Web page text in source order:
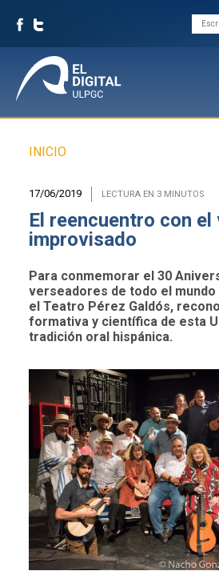
Sobrescribir
de
ayuda
a
la
navegación
INICIO
17/06/2019 LECTURA EN 3 MINUTOS
El reencuentro con el
improvisado
Para conmemorar el 30
verseadores de todo el
el Teatro Pérez Galdós,
formativa y científica de esta
tradición oral hispánica.